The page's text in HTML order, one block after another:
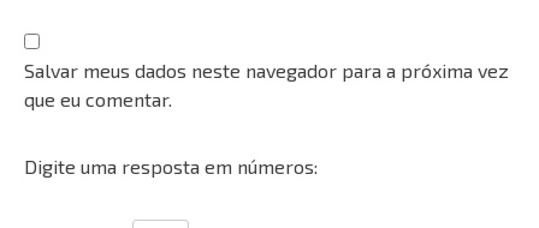
Salvar meus dados neste navegador para a próxima vez
que eu comentar.
Digite uma resposta em números: